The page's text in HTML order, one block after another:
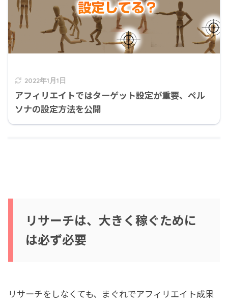
2022年1月1日
アフィリエイトではターゲット設定が重要、ペル
ソナの設定方法を公開
リサーチは、大きく稼ぐために
は必ず必要
リサーチをしなくても、まぐれでアフィリエイト成果